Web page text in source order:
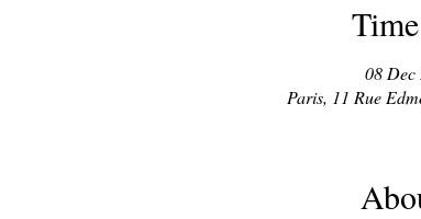
08 Dec
Paris, 11 Rue